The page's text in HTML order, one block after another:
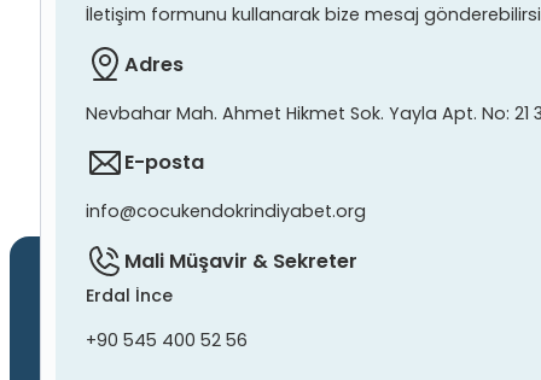
İletişim formunu kullanarak bize mesaj
Adres
Nevbahar Mah. Ahmet Hikmet Sok. Yayla Apt. No: 21
E-posta
info@cocukendokrindiyabet.org
Mali Müşavir & Sekreter
Erdal İnce
+90 545 400 52 56